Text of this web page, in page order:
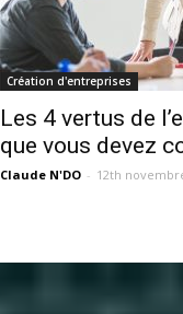
Création d'entreprises
Les 4 vertus de
que vous devez
Claude N'DO - 12th